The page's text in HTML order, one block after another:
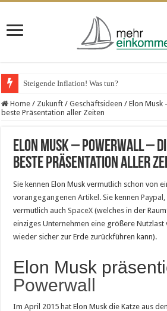
Steigende Inflation! Was tun?
Home / Zukunft / Geschäftsideen / Elon Musk
beste Präsentation aller Zeiten
Elon Musk – Powerwall –
beste Präsentation aller
Sie kennen Elon Musk vermutlich schon von
vorangegangenen Artikel . Sie kennenPaypal ,
vermutlich auchSpaceX (welches in der
einziges Unternehmen eine größere Nutzlast
wieder sicher zur Erde zurückführen kann).
Elon Musk
Powerwall
Im April 2015 hat Elon Musk die Katze aus